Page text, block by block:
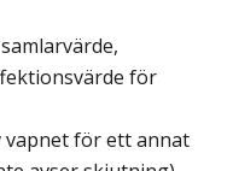
för
vapnet för ett annat